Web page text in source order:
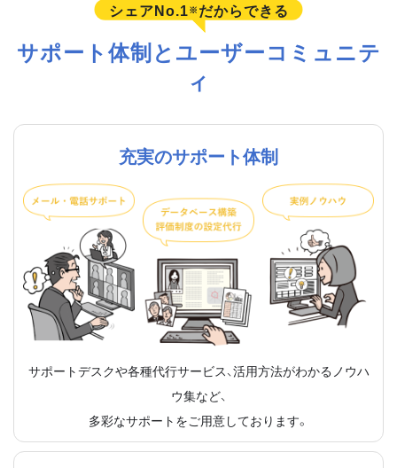
シェアNo.1※ だからできる
サポート体制とユーザーコミュニテ
ィ
充実のサポート体制
サポートデスクや各種代行サービス、活用方法がわかるノウハ
ウ集など、
多彩なサポートをご用意しております。